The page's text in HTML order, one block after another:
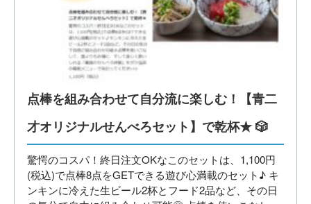
点棒を組み合わせて自分流に楽しむ！【青二
才オリジナルせんべろセット】で乾杯★ 🎲
驚愕のコスパ！終日注文OKなこのセットは、1,100円
(税込)で点棒8点をGETできる遊び心満載のセット♪ キ
ンキンに冷えた生ビール2杯とフード2品など、その日